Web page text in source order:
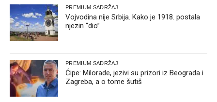
PREMIUM SADRŽAJ
Vojvodina nije Srbija. Kako je 1918. postala
njezin “dio”
PREMIUM SADRŽAJ
Ćipe: Milorade, jezivi su prizori iz Beograda i
Zagreba, a o tome šutiš